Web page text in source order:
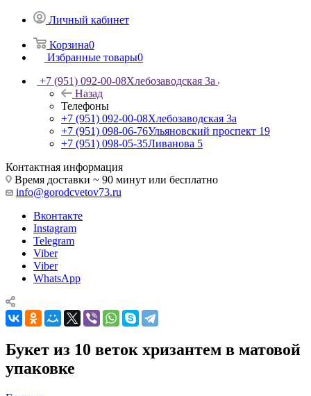
Личный кабинет
Корзина0
Избранные товары0
+7 (951) 092-00-08Хлебозаводская 3а
Назад
Телефоны
+7 (951) 092-00-08Хлебозаводская 3а
+7 (951) 098-06-76Ульяновский проспект 19
+7 (951) 098-05-35Ливанова 5
Контактная информация
Время доставки ~ 90 минут или бесплатно
info@gorodcvetov73.ru
Вконтакте
Instagram
Telegram
Viber
Viber
WhatsApp
Букет из 10 веток хризантем в матовой
упаковке